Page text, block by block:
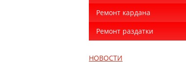
Ремонт кардана
Ремонт раздатки
НОВОСТИ